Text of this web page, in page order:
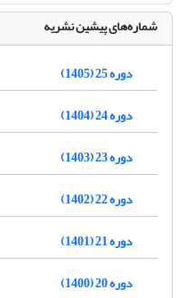
شماره‌های پیشین نشریه
دوره 25 (1405)
دوره 24 (1404)
دوره 23 (1403)
دوره 22 (1402)
دوره 21 (1401)
دوره 20 (1400)